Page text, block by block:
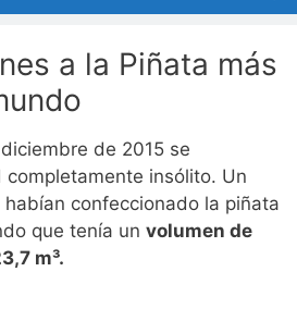
a la Piñata más
de 2015 se
insólito. Un
confeccionado la piñata
que tenía un volumen de
m³.